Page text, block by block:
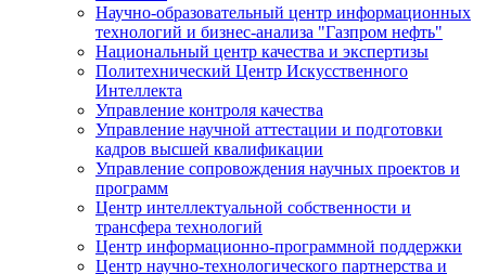
Научно-образовательный центр информационных
технологий и бизнес-анализа "Газпром нефть"
Национальный центр качества и экспертизы
Политехнический Центр Искусственного
Интеллекта
Управление контроля качества
Управление научной аттестации и подготовки
кадров высшей квалификации
Управление сопровождения научных проектов и
программ
Центр интеллектуальной собственности и
трансфера технологий
Центр информационно-программной поддержки
Центр научно-технологического партнерства и